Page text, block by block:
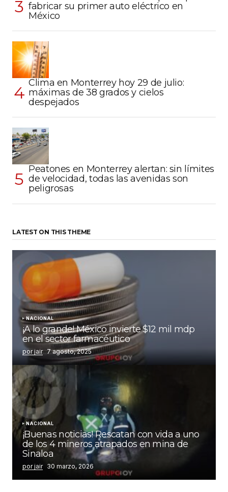
fabricar su primer auto eléctrico en
México
Clima en Monterrey hoy 29 de julio:
máximas de 38 grados y cielos
despejados
Peatones en Monterrey alertan: sin límites
de velocidad, todas las avenidas son
peligrosas
LATEST ON THIS THEME
NACIONAL
¡A lo grande! México invierte $12 mil mdp
en el sector farmacéutico
por jair 7 agosto, 2025
NACIONAL
¡Buenas noticias! Rescatan con vida a uno
de los 4 mineros atrapados en mina de
Sinaloa
por jair 30 marzo, 2026